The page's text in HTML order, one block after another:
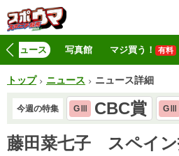
ニュース 写真館 マジ買う！ 有料
トップ ニュース ニュース詳細
今週の特集 GⅢ CBC賞 GⅢ
藤田菜七子 スペイン